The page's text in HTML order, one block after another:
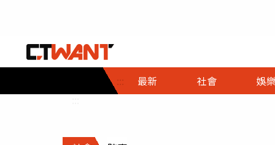
::: 最新 社會
社會首頁
時事
調查
娛樂
娛樂首頁
即時
財經首頁
熱線
政